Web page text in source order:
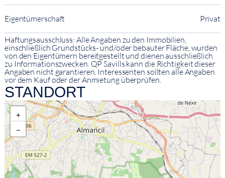
Eigentümerschaft Privat
Haftungsausschluss: Alle Angaben zu den Immobilien,
einschließlich Grundstücks- und/oder bebauter Fläche, wurden
von den Eigentümern bereitgestellt und dienen ausschließlich
zu Informationszwecken. QP Savills kann die Richtigkeit dieser
Angaben nicht garantieren. Interessenten sollten alle Angaben
vor dem Kauf oder der Anmietung überprüfen.
STANDORT
+
−